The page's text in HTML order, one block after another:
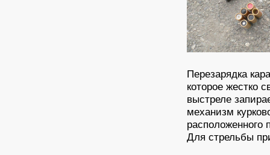
Перезарядка
которое жестко
выстреле
механизм
расположенного
Для стрельбы